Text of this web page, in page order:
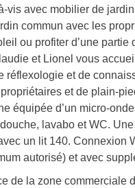
vis avec mobilier de
commun avec les
ou profiter d’une
et Lionel vous
réflexologie et de
et de plain-
équipée d’un micro-
lavabo et WC.
un lit 140. Connexion
autorisé) et avec
de la zone commerciale